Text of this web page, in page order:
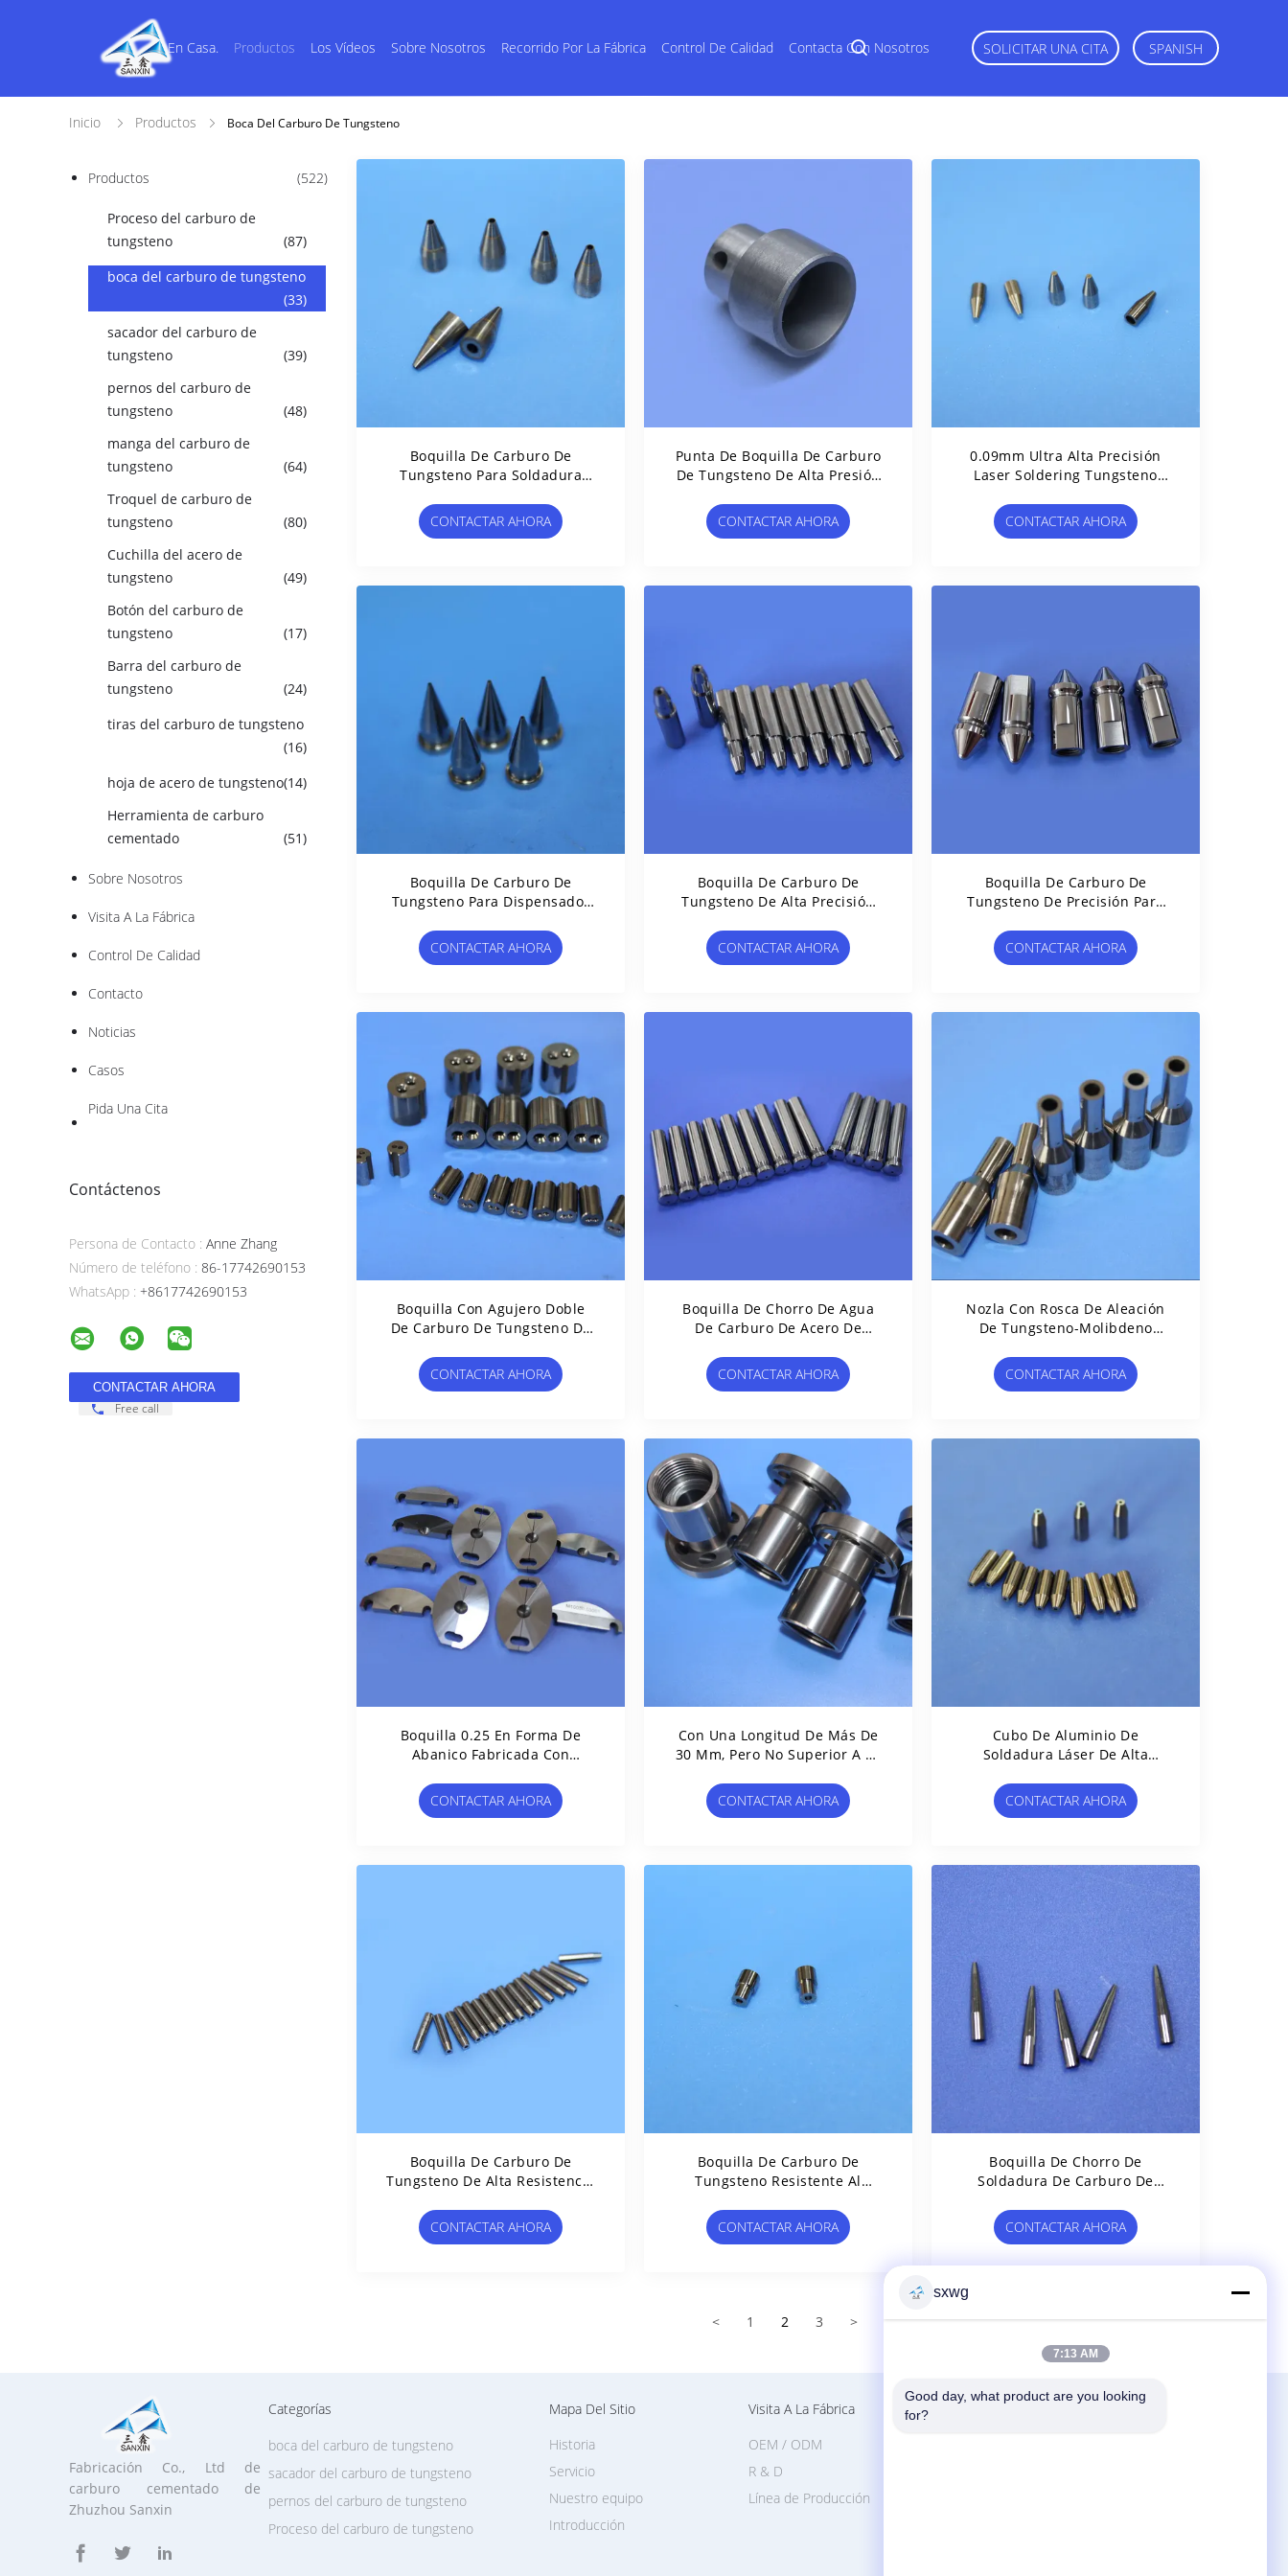
En Casa. Productos Los Vídeos Sobre Nosotros Recorrido Por La Fábrica Control De Calidad Contacta Con Nosotros SOLICITAR UNA CITA SPANISH
Inicio Productos Boca Del Carburo De Tungsteno
Productos (522)
Proceso del carburo de
tungsteno
(87)
boca del carburo de tungsteno
(33)
sacador del carburo de
tungsteno
(39)
pernos del carburo de
tungsteno
(48)
manga del carburo de
tungsteno
(64)
Troquel de carburo de
tungsteno
(80)
Cuchilla del acero de
tungsteno
(49)
Botón del carburo de
tungsteno
(17)
Barra del carburo de
tungsteno
(24)
tiras del carburo de tungsteno
(16)
hoja de acero de tungsteno(14)
Herramienta de carburo
cementado
(51)
Sobre Nosotros
Visita A La Fábrica
Control De Calidad
Contacto
Noticias
Casos
Pida Una Cita
Contáctenos
Persona de Contacto : Anne Zhang
Número de teléfono : 86-17742690153
WhatsApp : +8617742690153
Free call
Boquilla De Carburo De
Tungsteno Para Soldadura
De 0,85 Mm Para La Industria
De Semiconductores
CONTACTAR AHORA
Punta De Boquilla De Carburo
De Tungsteno De Alta Presión
Yacimientos Petrolíferos Con
Dimensiones OD 18.5 X ID
CONTACTAR AHORA
0.09mm Ultra Alta Precisión
Laser Soldering Tungsteno
Veces La Vida Útil Para La
Industria De Semiconductores
CONTACTAR AHORA
Boquilla De Carburo De
Tungsteno Para Dispensador
Precisión Con Microagujeros
De 0,28 Mm Para
CONTACTAR AHORA
Boquilla De Carburo De
Tungsteno De Alta Precisión
Mm Para Resistencia A La
Abrasión
CONTACTAR AHORA
Boquilla De Carburo De
Tungsteno De Precisión Para
Submarinas De Alta Presión
CONTACTAR AHORA
Boquilla Con Agujero Doble
De Carburo De Tungsteno De
Industrial
CONTACTAR AHORA
Boquilla De Chorro De Agua
De Carburo De Acero De
Con Calibre 0.8
CONTACTAR AHORA
Nozla Con Rosca De Aleación
De Tungsteno-Molibdeno
Temperaturas
CONTACTAR AHORA
Boquilla 0.25 En Forma De
Abanico Fabricada Con
Tungsteno
CONTACTAR AHORA
Con Una Longitud De Más De
30 Mm, Pero No Superior A 30
CONTACTAR AHORA
Cubo De Aluminio De
Soldadura Láser De Alta
Boquilla De Carburo De
Tungsteno
CONTACTAR AHORA
Boquilla De Carburo De
Tungsteno De Alta Resistencia
0,885 Mm Y Dureza HRA90
Para Herramientas Eléctricas
CONTACTAR AHORA
Boquilla De Carburo De
Tungsteno Resistente Al
Dureza ≥HRA90 Para
Aplicaciones Industriales
CONTACTAR AHORA
Boquilla De Chorro De
Soldadura De Carburo De
Súper Duradera Con
Superficie Pulida En Espejo
CONTACTAR AHORA
< 1 2 3 >
Fabricación Co., Ltd de
carburo cementado de
Zhuzhou Sanxin
Categorías
Proceso del carburo de tungsteno
boca del carburo de tungsteno
sacador del carburo de tungsteno
pernos del carburo de tungsteno
Mapa Del Sitio
Introducción
Historia
Servicio
Nuestro equipo
Visita A La Fábrica
Línea de Producción
OEM / ODM
R & D
Contactar Ahora
sxwg
7:13 AM
Good day, what product are you looking
for?